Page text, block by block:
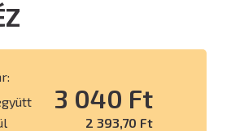
3 040 Ft
2 393,70 Ft